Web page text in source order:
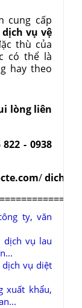
cung cấp
vụ vệ
thù của
có thể là
hay theo
lòng liên
822 - 0938
/
ty, văn
dịch vụ lau
dịch vụ diệt
xuất khẩu,